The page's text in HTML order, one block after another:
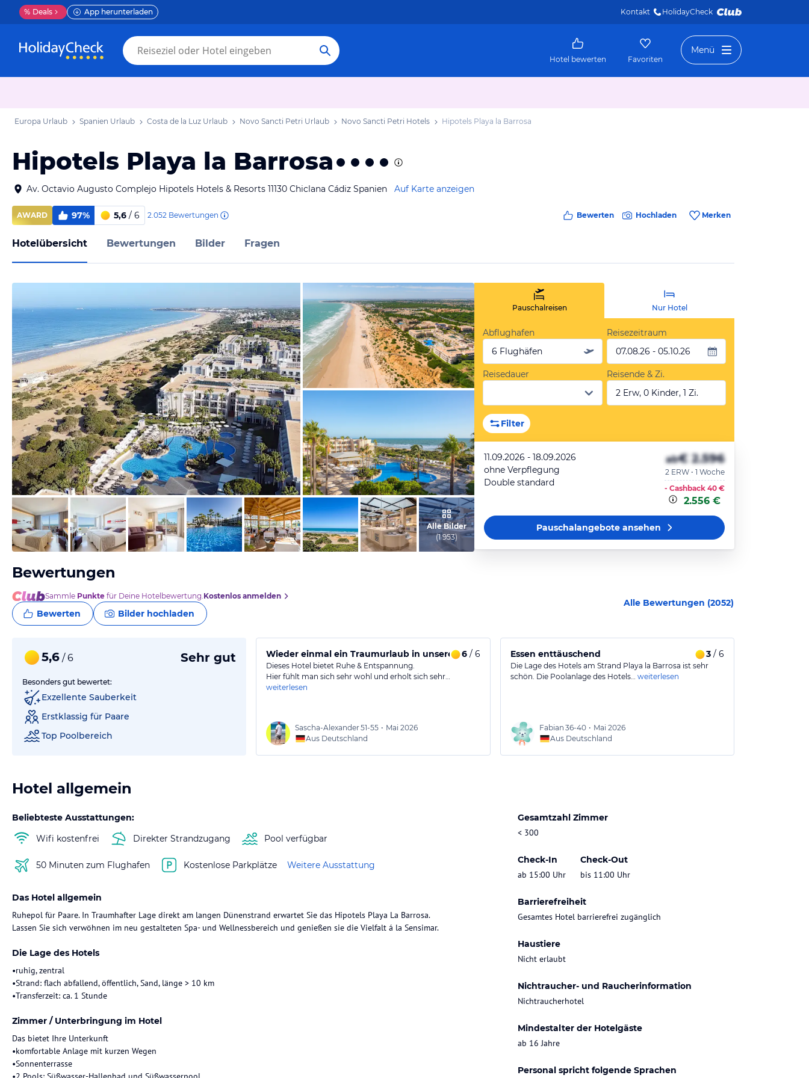
% Deals App herunterladen Kontakt HolidayCheck
Hotel bewerten Favoriten
Menü
Europa Urlaub Spanien Urlaub Costa de la Luz Urlaub Novo Sancti Petri Urlaub Novo Sancti Petri Hotels Hipotels Playa la Barrosa
Hipotels Playa la Barrosa
Av. Octavio Augusto Complejo Hipotels Hotels & Resorts 11130 Chiclana Cádiz Spanien Auf Karte anzeigen
AWARD 97% 5,6 / 6 2.052 Bewertungen Bewerten Hochladen Merken
Hotelübersicht Bewertungen Bilder Fragen
vom Hotelier, Oktober 2023
vom Hotelier, Juni 2017
vom Hotelier, Juni 2017
Alle Bilder
(1 953)
Pauschalreisen Nur Hotel
Abflughafen
6 Flughäfen
Reisezeitraum
07.08.26 - 05.10.26
Reisedauer
Reisende & Zi.
2 Erw, 0 Kinder, 1 Zi.
Filter
11.09.2026 - 18.09.2026
ohne Verpflegung
Double standard
ab€ 2.596
2 ERW • 1 Woche
- Cashback 40 €
2.556 €
Pauschalangeboteansehen
Bewertungen
Sammle Punkte für Deine Hotelbewertung.Kostenlos anmelden
Bewerten Bilder hochladen
Alle Bewertungen (2052)
5,6 / 6 Sehr gut
Besonders gut bewertet:
Exzellente Sauberkeit
Erstklassig für Paare
Top Poolbereich
Wieder einmal ein Traumurlaub in unserem Lieblingshotel.
6/ 6
Dieses Hotel bietet Ruhe & Entspannung.
Hier fühlt man sich sehr wohl und erholt sich sehr…
weiterlesen
Sascha-Alexander51-55 • Mai 2026
Aus Deutschland
Essen enttäuschend 3/ 6
Die Lage des Hotels am Strand Playa la Barrosa ist sehr
schön. Die Poolanlage des Hotels… weiterlesen
Fabian 36-40 • Mai 2026
Aus Deutschland
Hotel allgemein
Beliebteste Ausstattungen:
Wifi kostenfrei
Direkter Strandzugang Pool verfügbar
50 Minuten zum Flughafen Kostenlose Parkplätze Weitere Ausstattung
Gesamtzahl Zimmer
< 300
Check-In
ab 15:00 Uhr
Check-Out
bis 11:00 Uhr
Barrierefreiheit
Gesamtes Hotel barrierefrei zugänglich
Haustiere
Nicht erlaubt
Nichtraucher- und Raucherinformation
Nichtraucherhotel
Mindestalter der Hotelgäste
ab 16 Jahre
Personal spricht folgende Sprachen
Das Hotel allgemein
Ruhepol für Paare. In Traumhafter Lage direkt am langen Dünenstrand erwartet Sie das Hipotels Playa La Barrosa.
Lassen Sie sich verwöhnen im neu gestalteten Spa- und Wellnessbereich und genießen sie die Vielfalt á la Sensimar.
Die Lage des Hotels
•ruhig, zentral
•Strand: flach abfallend, öffentlich, Sand, länge > 10 km
•Transferzeit: ca. 1 Stunde
Zimmer / Unterbringung im Hotel
Das bietet Ihre Unterkunft
•komfortable Anlage mit kurzen Wegen
•Sonnenterrasse